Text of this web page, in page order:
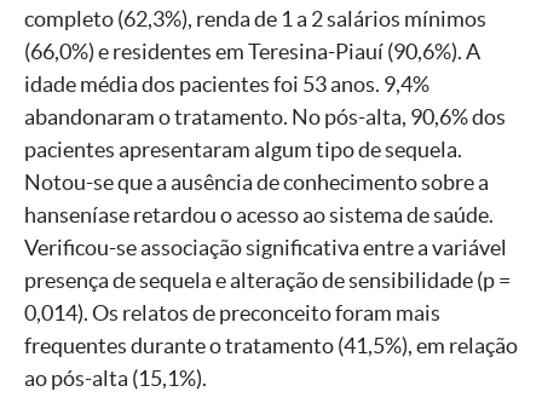
completo (62,3%), renda de 1 a 2 salários mínimos
(66,0%) e residentes em Teresina-Piauí (90,6%). A
idade média dos pacientes foi 53 anos. 9,4%
abandonaram o tratamento. No pós-alta, 90,6% dos
pacientes apresentaram algum tipo de sequela.
Notou-se que a ausência de conhecimento sobre a
hanseníase retardou o acesso ao sistema de saúde.
Verificou-se associação significativa entre a variável
presença de sequela e alteração de sensibilidade (p =
0,014). Os relatos de preconceito foram mais
frequentes durante o tratamento (41,5%), em relação
ao pós-alta (15,1%).